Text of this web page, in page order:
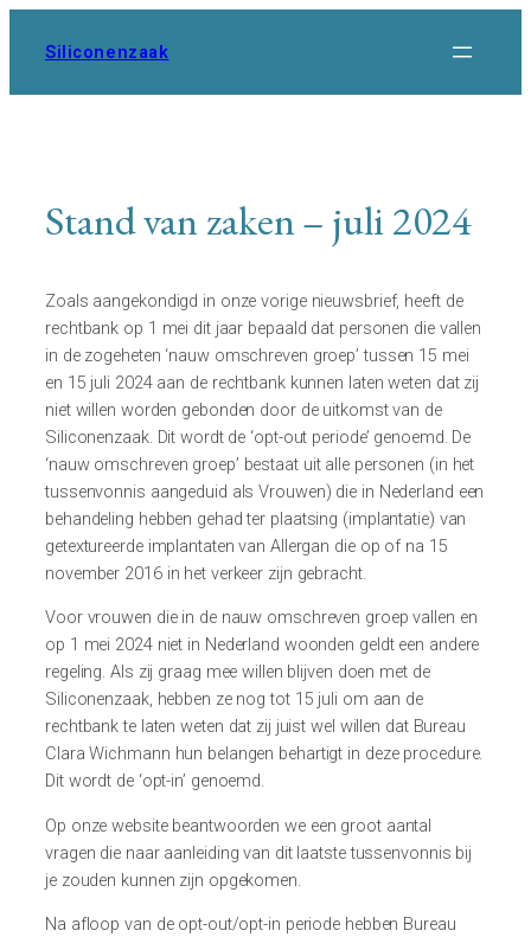
Siliconenzaak
Stand van zaken – juli 2024
Zoals aangekondigd in onze vorige nieuwsbrief, heeft de
rechtbank op 1 mei dit jaar bepaald dat personen die vallen
in de zogeheten ‘nauw omschreven groep’ tussen 15 mei
en 15 juli 2024 aan de rechtbank kunnen laten weten dat zij
niet willen worden gebonden door de uitkomst van de
Siliconenzaak. Dit wordt de ‘opt-out periode’ genoemd. De
‘nauw omschreven groep’ bestaat uit alle personen (in het
tussenvonnis aangeduid als Vrouwen) die in Nederland een
behandeling hebben gehad ter plaatsing (implantatie) van
getextureerde implantaten van Allergan die op of na 15
november 2016 in het verkeer zijn gebracht.
Voor vrouwen die in de nauw omschreven groep vallen en
op 1 mei 2024 niet in Nederland woonden geldt een andere
regeling. Als zij graag mee willen blijven doen met de
Siliconenzaak, hebben ze nog tot 15 juli om aan de
rechtbank te laten weten dat zij juist wel willen dat Bureau
Clara Wichmann hun belangen behartigt in deze procedure.
Dit wordt de ‘opt-in’ genoemd.
Op onze website beantwoorden we een groot aantal
vragen die naar aanleiding van dit laatste tussenvonnis bij
je zouden kunnen zijn opgekomen.
Na afloop van de opt-out/opt-in periode hebben Bureau